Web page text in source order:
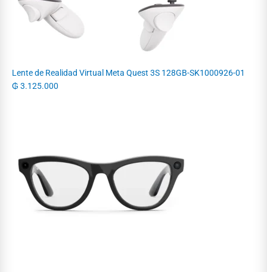
Lente de Realidad Virtual Meta Quest 3S 128GB-SK1000926-01
₲ 3.125.000